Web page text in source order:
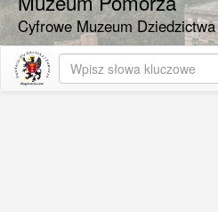
Cyfrowe Muzeum